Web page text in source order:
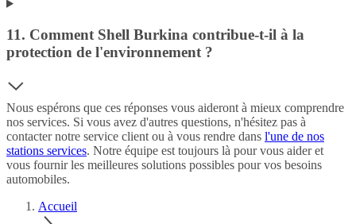
11. Comment Shell Burkina contribue-t-il à la
protection de l'environnement ?
Nous espérons que ces réponses vous aideront à mieux comprendre
nos services. Si vous avez d'autres questions, n'hésitez pas à
contacter notre service client ou à vous rendre dans l'une de nos
stations services. Notre équipe est toujours là pour vous aider et
vous fournir les meilleures solutions possibles pour vos besoins
automobiles.
Accueil